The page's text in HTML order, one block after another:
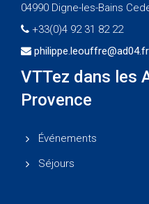
04990 Digne-les-Bains
+33(0)4 92 31 82 22
philippe.leouffre@ad04.fr
VTTez dans les
Provence
Événements
Séjours